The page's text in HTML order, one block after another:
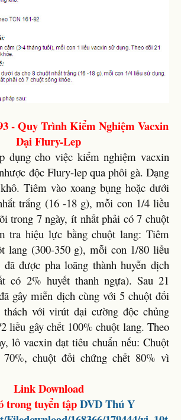
- Quy Trình Kiểm Nghiệm Vacxin
Dại Flury-Lep
dụng cho việc kiểm nghiệm vacxin
độc Flury-lep qua phôi gà. Dạng
Tiêm vào xoang bụng hoặc dưới
trắng (16 -18 g), mỗi con 1/4 liều
trong 7 ngày, ít nhất phải có 7 chuột
tra hiệu lực bằng chuột lang: Tiêm
lang (300-350 g), mỗi con 1/80 liều
được pha loãng thành huyễn dịch
có 2% huyết thanh ngựa). Sau 21
gây miễn dịch cùng với 5 chuột đối
với virút dại cường độc chủng
liều gây chết 100% chuột lang. Theo
lô vacxin đạt tiêu chuẩn nếu: Chuột
70%, chuột đối chứng chết 80% vì
Link Download
trong tuyển tậpDVDThú Y